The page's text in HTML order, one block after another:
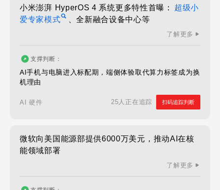
小米澎湃 HyperOS 4 系统更多特性首曝：
超级小
爱专家模式
、全新融合设备中心等
了解更多
支撑判断：
AI手机与电脑进入标配期，端侧体验取代算力标签成为换
机理由
AI 硬件 25人正在追踪 扫码追踪判断
微软向美国能源部提供6000万美元，推动AI在核
能领域部署
了解更多